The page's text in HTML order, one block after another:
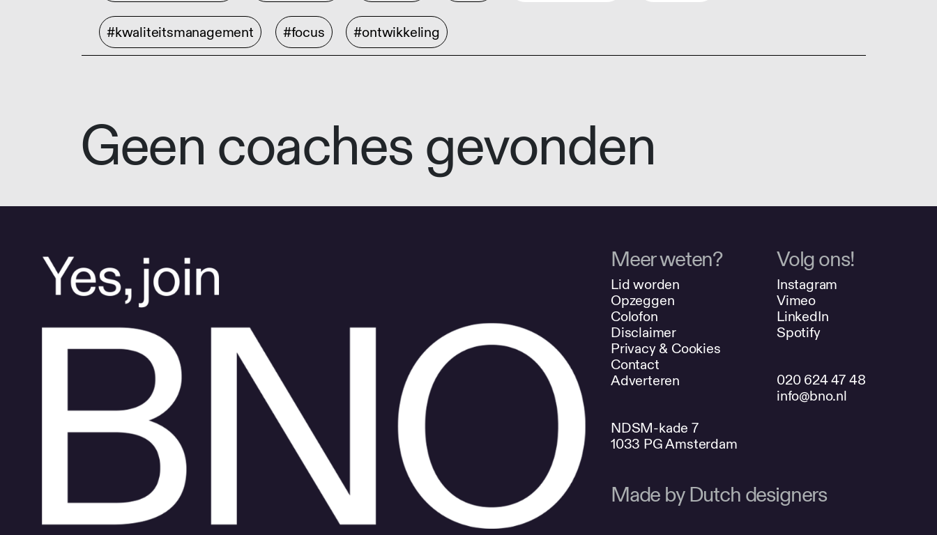
#kwaliteitsmanagement #focus #ontwikkeling
Geen coaches gevonden
Meer weten?
Lid worden
Opzeggen
Colofon
Disclaimer
Privacy & Cookies
Contact
Adverteren
NDSM-kade 7
1033 PG Amsterdam
Volg ons!
Instagram
Vimeo
LinkedIn
Spotify
020 624 47 48
info@bno.nl
Made by Dutch designers